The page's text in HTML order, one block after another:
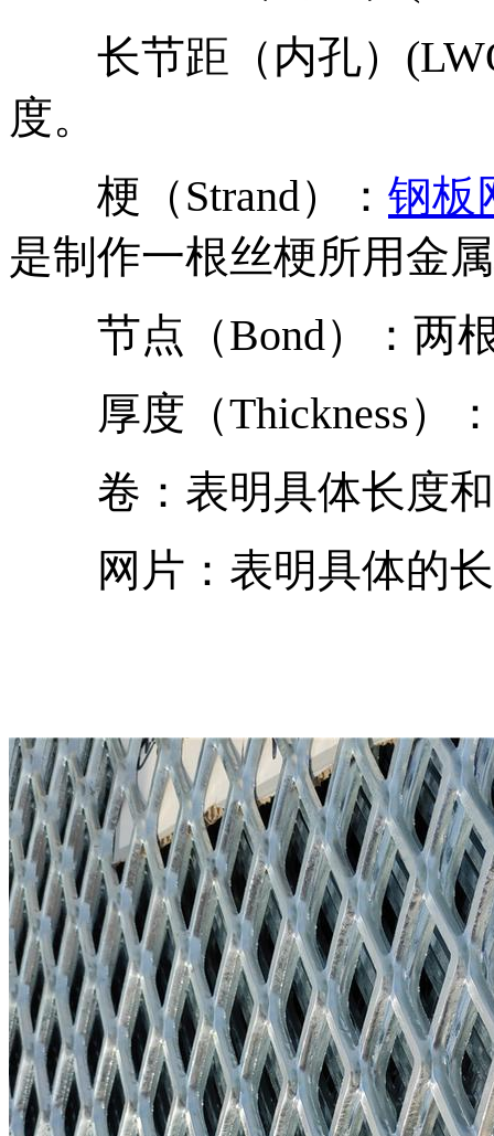
长节距（内孔）
度。
梗（Strand）： 钢板
是制作一根丝梗所用金
节点（Bond）：两
厚度（Thickness）
卷：表明具体长度和
网片：表明具体的长